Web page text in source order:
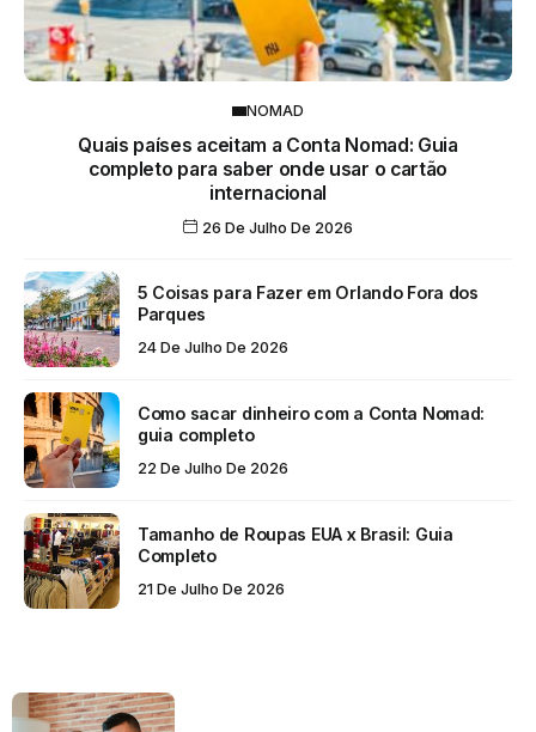
NOMAD
Quais países aceitam a Conta Nomad: Guia
completo para saber onde usar o cartão
internacional
26 De Julho De 2026
5 Coisas para Fazer em Orlando Fora dos
Parques
24 De Julho De 2026
Como sacar dinheiro com a Conta Nomad:
guia completo
22 De Julho De 2026
Tamanho de Roupas EUA x Brasil: Guia
Completo
21 De Julho De 2026